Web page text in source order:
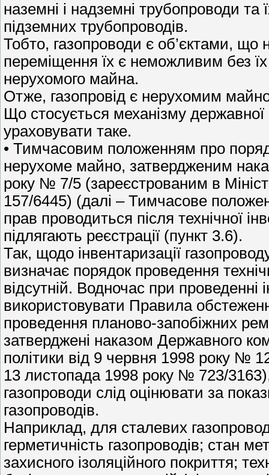
наземні і надземні трубопроводи
підземних трубопроводів.
Тобто, газопроводи є об’єктами, що
переміщення їх є неможливим без
нерухомого майна.
Отже, газопровід є нерухомим
Що стосується механізму державної
ураховувати таке.
• Тимчасовим положенням про
нерухоме майно, затвердженим
року № 7/5 (зареєстрованим в
157/6445) (далі – Тимчасове
прав проводиться після технічної
підлягають реєстрації (пункт 3.6).
Так, щодо інвентаризації
визначає порядок проведення
відсутній. Водночас при
використовувати Правила
проведення планово-запобіжних
затверджені наказом Державного
політики від 9 червня 1998 року №
13 листопада 1998 року № 723/
газопроводи слід оцінювати за
газопроводів.
Наприклад, для сталевих
герметичність газопроводів; стан
захисного ізоляційного покриття;